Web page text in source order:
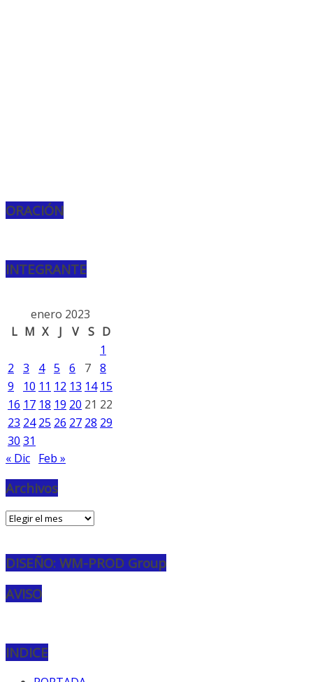
ORACIÓN
INTEGRANTE
enero 2023
L M X J V S D
1
2
3 4 5 6 7 8
9
10 11 12 13 14 15
16 17 18 19 20 21 22
23 24 25 26 27 28 29
30 31
« Dic Feb »
Archivos
Archivos
DISEÑO: WM-PROD Group
AVISO
INDICE